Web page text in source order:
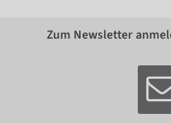
Zum Newsletter